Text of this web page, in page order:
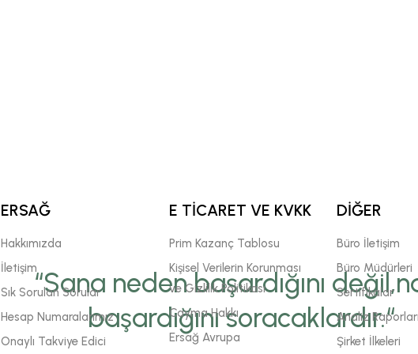
“Sana neden başardığını
başardığını soracaklardır.“
ERSAĞ
Hakkımızda
İletişim
Sık Sorulan Sorular
Hesap Numaralarımız
Onaylı Takviye Edici
E TİCARET VE KVKK
Prim Kazanç Tablosu
Kişisel Verilerin Korunması
ve Gizlilik Politikası
Cayma Hakkı
Ersağ Avrupa
DİĞER
Büro İletişim
Büro Müdürleri
Sertifikalar
Analiz Raporları
Şirket İlkeleri